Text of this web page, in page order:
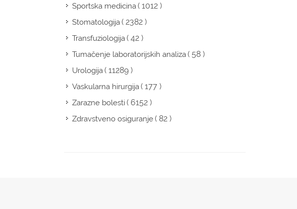
Sportska medicina( 1012 )
Stomatologija( 2382 )
Transfuziologija( 42 )
Tumačenje laboratorijskih analiza( 58 )
Urologija( 11289 )
Vaskularna hirurgija( 177 )
Zarazne bolesti( 6152 )
Zdravstveno osiguranje( 82 )